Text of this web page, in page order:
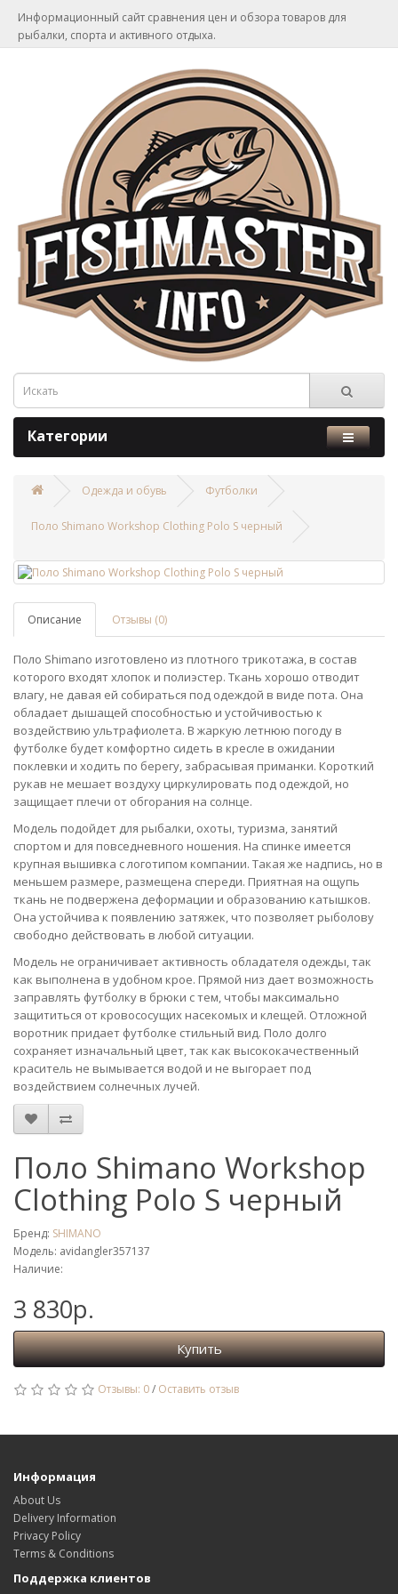
Информационный сайт сравнения цен и обзора товаров для
рыбалки, спорта и активного отдыха.
Категории
Одежда и обувь Футболки
Поло Shimano Workshop Clothing Polo S черный
Описание Отзывы (0)
Поло Shimano изготовлено из плотного трикотажа, в состав
которого входят хлопок и полиэстер. Ткань хорошо отводит
влагу, не давая ей собираться под одеждой в виде пота. Она
обладает дышащей способностью и устойчивостью к
воздействию ультрафиолета. В жаркую летнюю погоду в
футболке будет комфортно сидеть в кресле в ожидании
поклевки и ходить по берегу, забрасывая приманки. Короткий
рукав не мешает воздуху циркулировать под одеждой, но
защищает плечи от обгорания на солнце.
Модель подойдет для рыбалки, охоты, туризма, занятий
спортом и для повседневного ношения. На спинке имеется
крупная вышивка с логотипом компании. Такая же надпись, но в
меньшем размере, размещена спереди. Приятная на ощупь
ткань не подвержена деформации и образованию катышков.
Она устойчива к появлению затяжек, что позволяет рыболову
свободно действовать в любой ситуации.
Модель не ограничивает активность обладателя одежды, так
как выполнена в удобном крое. Прямой низ дает возможность
заправлять футболку в брюки с тем, чтобы максимально
защититься от кровососущих насекомых и клещей. Отложной
воротник придает футболке стильный вид. Поло долго
сохраняет изначальный цвет, так как высококачественный
краситель не вымывается водой и не выгорает под
воздействием солнечных лучей.
Поло Shimano Workshop
Clothing Polo S черный
Бренд: SHIMANO
Модель: avidangler357137
Наличие:
3 830р.
Купить
Отзывы: 0/ Оставить отзыв
Информация
About Us
Delivery Information
Privacy Policy
Terms & Conditions
Поддержка клиентов